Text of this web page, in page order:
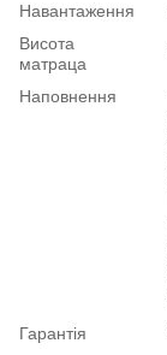
Навантаження
Висота
матраца
Наповнення
Гарантія